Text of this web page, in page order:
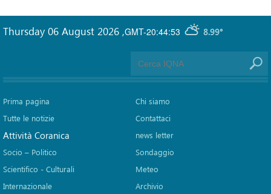
GMT-20:44:53 8.99°
Thursday 06 August 2026 ,
Prima pagina
Tutte le notizie
Attività Coranica
Socio – Politico
Scientifico - Culturali
Internazionale
Chi siamo
Contattaci
news letter
Sondaggio
Meteo
Archivio